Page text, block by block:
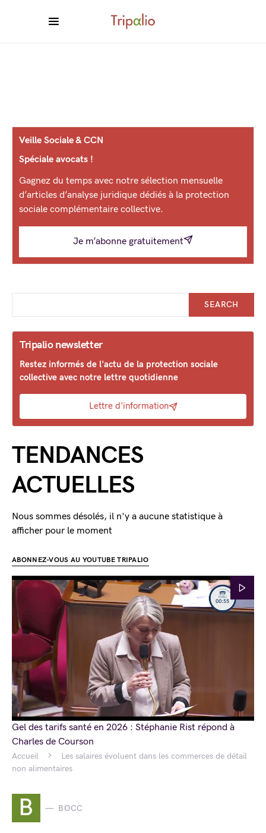
Accueil
Les salaires évoluent dans les commerces de détail
non alimentaires
B BOCC
Veille Sociale & CCN
Spéciale avocats !
Gagnez du temps avec notre sélection mensuelle
d’articles d’analyse juridique dédiés à la protection
sociale complémentaire collective.
Je m’abonne gratuitement
SEARCH
Tripalio newsletter
Restez informés de l'actu de la protection sociale
collective avec notre lettre quotidienne
Lettre d'information
TENDANCES
ACTUELLES
Nous sommes désolés, il n'y a aucune statistique à
afficher pour le moment
ABONNEZ-VOUS AU YOUTUBE TRIPALIO
Gel des tarifs santé en 2026 : Stéphanie Rist répond à
Charles de Courson